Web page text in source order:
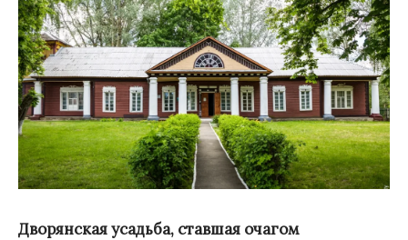
Дворянская усадьба, ставшая очагом